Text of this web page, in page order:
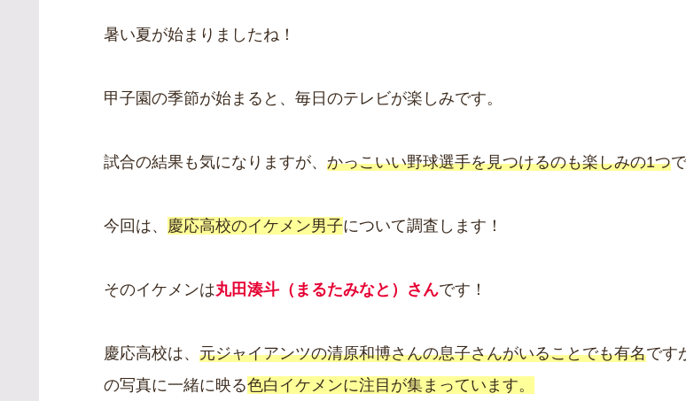
暑い夏が始まりましたね！
甲子園の季節が始まると、毎日のテレビが楽しみです。
試合の結果も気になりますが、 かっこいい野球選手を見つけるのも楽しみの1つ
今回は、 慶応高校のイケメン男子について調査します！
そのイケメンは丸田湊斗（まるたみなと）さんです！
慶応高校は、 元ジャイアンツの清原和博さんの息子さんがいることでも有名です
の写真に一緒に映る色白イケメンに注目が集まっています。